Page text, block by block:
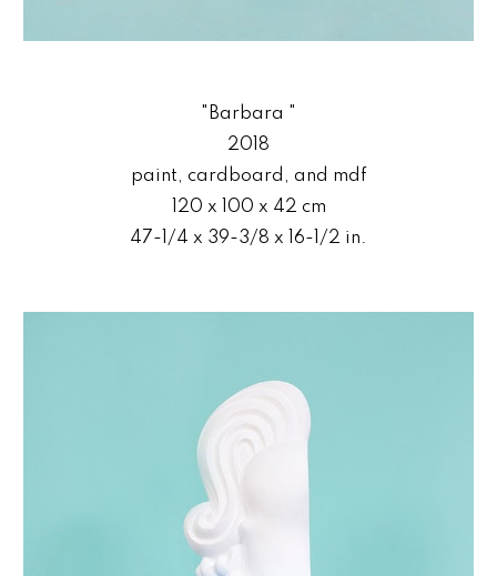
"Barbara "
2018
paint, cardboard, and mdf
120 x 100 x 42 cm
47-1/4 x 39-3/8 x 16-1/2 in.